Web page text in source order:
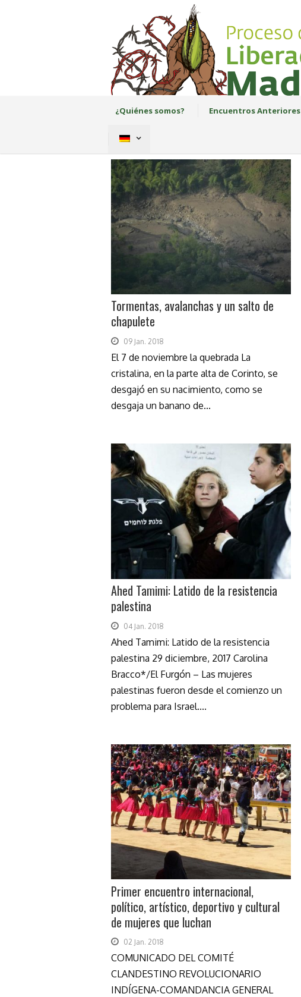
¿Quiénes somos? Encuentros Anteriores
Tormentas, avalanchas y un salto de
chapulete
09 Jan. 2018
El 7 de noviembre la quebrada La
cristalina, en la parte alta de Corinto, se
desgajó en su nacimiento, como se
desgaja un banano de...
Ahed Tamimi: Latido de la resistencia
palestina
04 Jan. 2018
Ahed Tamimi: Latido de la resistencia
palestina 29 diciembre, 2017 Carolina
Bracco*/El Furgón – Las mujeres
palestinas fueron desde el comienzo un
problema para Israel....
Primer encuentro internacional,
político, artístico, deportivo y cultural
de mujeres que luchan
02 Jan. 2018
COMUNICADO DEL COMITÉ
CLANDESTINO REVOLUCIONARIO
INDÍGENA-COMANDANCIA GENERAL